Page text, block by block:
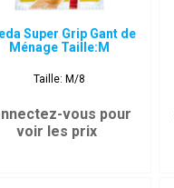
Super Grip Gant de
Ménage Taille:M
Taille: M/8
vous pour
voir les prix